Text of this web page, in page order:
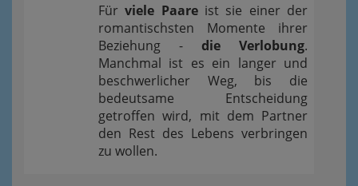
Fürviele Paareist sie einer der
romantischsten Momente ihrer
Beziehung - die Verlobung.
Manchmal ist es ein langer und
beschwerlicher Weg, bis die
bedeutsame Entscheidung
getroffen wird, mit dem Partner
den Rest des Lebens verbringen
zu wollen.